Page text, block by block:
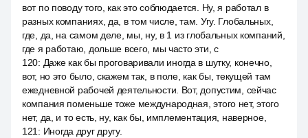
вот по поводу того, как это соблюдается. Ну, я работал в
разных компаниях, да, в том числе, там. Угу. Глобальных,
где, да, на самом деле, мы, ну, в 1 из глобальных компаний,
где я работаю, дольше всего, мы часто эти, c
120: Даже как бы проговаривали иногда в шутку, конечно,
вот, но это было, скажем так, в поле, как бы, текущей там
ежедневной рабочей деятельности. Вот, допустим, сейчас
компания поменьше тоже международная, этого нет, этого
нет, да, и то есть, ну, как бы, имплементация, наверное,
121 : Иногда друг другу.